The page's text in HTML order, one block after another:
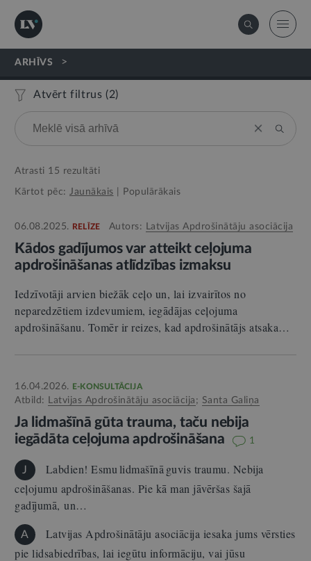
ARHĪVS >
Atvērt filtrus (2)
Atrasti 15 rezultāti
Kārtot pēc: Jaunākais Populārākais
06.08.2025. RELĪZE Autors: Latvijas Apdrošinātāju asociācija
Kādos gadījumos var atteikt ceļojuma
apdrošināšanas atlīdzības izmaksu
Iedzīvotāji arvien biežāk ceļo un, lai izvairītos no
neparedzētiem izdevumiem, iegādājas ceļojuma
apdrošināšanu. Tomēr ir reizes, kad apdrošinātājs atsaka…
16.04.2026. E-KONSULTĀCIJA
Atbild: Latvijas Apdrošinātāju asociācija ; Santa Galiņa
Ja lidmašīnā gūta trauma, taču nebija
iegādāta ceļojuma apdrošināšana
1
J
Labdien! Esmu lidmašīnā guvis traumu. Nebija
ceļojumu apdrošināšanas. Pie kā man jāvēršas šajā
gadījumā, un…
A
Latvijas Apdrošinātāju asociācija iesaka jums vērsties
pie lidsabiedrības, lai iegūtu informāciju, vai jūsu